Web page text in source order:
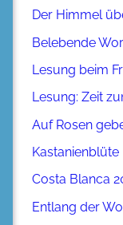
Der Himmel
Belebende
Lesung beim
Lesung: Zeit
Auf Rosen
Kastanienblüte
Costa Blanca
Entlang der